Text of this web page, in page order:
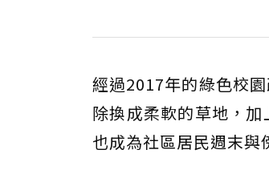
經過2017年的綠色校
除換成柔軟的草地，
也成為社區居民週末與